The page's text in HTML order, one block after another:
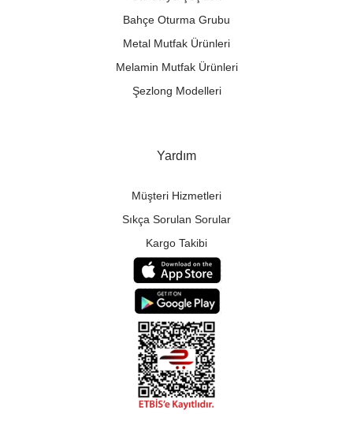
Bahçe Oturma Grubu
Metal Mutfak Ürünleri
Melamin Mutfak Ürünleri
Şezlong Modelleri
Yardım
Müşteri Hizmetleri
Sıkça Sorulan Sorular
Kargo Takibi